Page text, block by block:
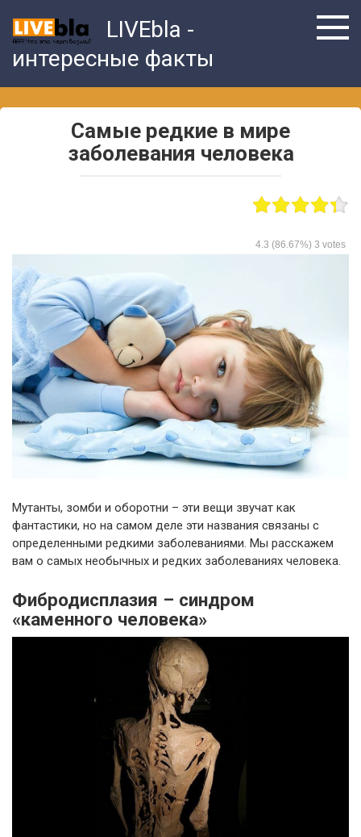
content
LIVEbla -
интересные факты
Самые редкие в мире
заболевания человека
4.3 (86.67%) 3 votes
Мутанты, зомби и оборотни – эти вещи звучат как
фантастики, но на самом деле эти названия связаны с
определенными редкими заболеваниями. Мы расскажем
вам о самых необычных и редких заболеваниях человека.
Фибродисплазия – синдром
«каменного человека»